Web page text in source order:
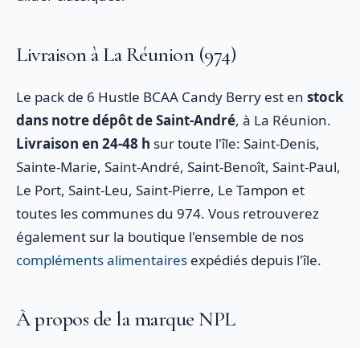
Livraison à La Réunion (974)
Le pack de 6 Hustle BCAA Candy Berry est en stock
dans notre dépôt de Saint-André, à La Réunion.
Livraison en 24-48 h sur toute l'île: Saint-Denis,
Sainte-Marie, Saint-André, Saint-Benoît, Saint-Paul,
Le Port, Saint-Leu, Saint-Pierre, Le Tampon et
toutes les communes du 974. Vous retrouverez
également sur la boutique l'ensemble de nos
compléments alimentaires expédiés depuis l'île.
À propos de la marque NPL